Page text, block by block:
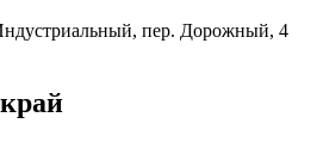
пер. Дорожный, 4